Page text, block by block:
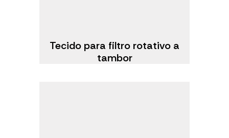
Tecido para filtro rotativo a
tambor